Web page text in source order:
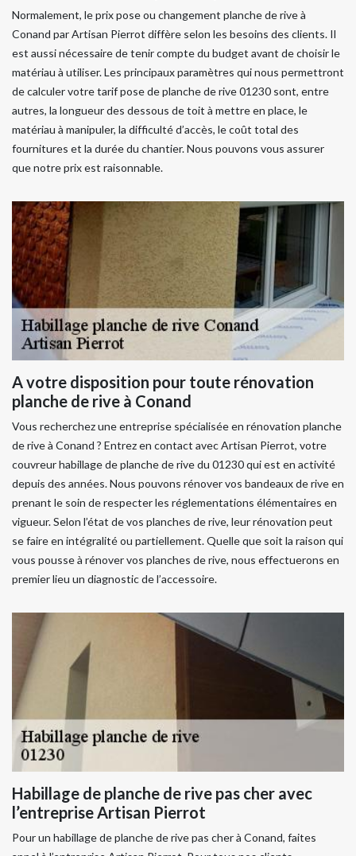
Normalement, le prix pose ou changement planche de rive à
Conand par Artisan Pierrot diffère selon les besoins des clients. Il
est aussi nécessaire de tenir compte du budget avant de choisir le
matériau à utiliser. Les principaux paramètres qui nous permettront
de calculer votre tarif pose de planche de rive 01230 sont, entre
autres, la longueur des dessous de toit à mettre en place, le
matériau à manipuler, la difficulté d’accès, le coût total des
fournitures et la durée du chantier. Nous pouvons vous assurer
que notre prix est raisonnable.
A votre disposition pour toute rénovation
planche de rive à Conand
Vous recherchez une entreprise spécialisée en rénovation planche
de rive à Conand ? Entrez en contact avec Artisan Pierrot, votre
couvreur habillage de planche de rive du 01230 qui est en activité
depuis des années. Nous pouvons rénover vos bandeaux de rive en
prenant le soin de respecter les réglementations élémentaires en
vigueur. Selon l’état de vos planches de rive, leur rénovation peut
se faire en intégralité ou partiellement. Quelle que soit la raison qui
vous pousse à rénover vos planches de rive, nous effectuerons en
premier lieu un diagnostic de l’accessoire.
Habillage de planche de rive pas cher avec
l’entreprise Artisan Pierrot
Pour un habillage de planche de rive pas cher à Conand, faites